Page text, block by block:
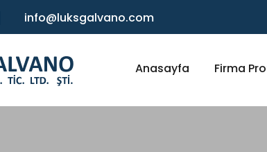
info@luksgalvano.com
Anasayfa Firma